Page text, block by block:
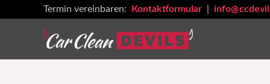
Termin vereinbaren: Kontaktformular